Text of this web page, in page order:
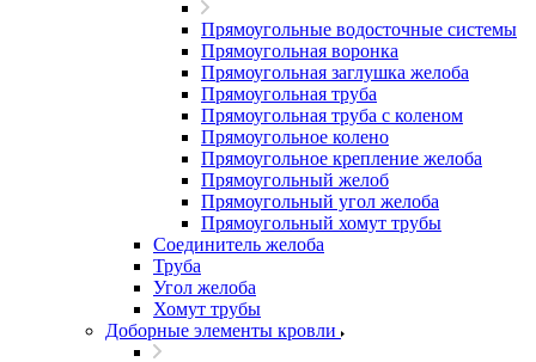
Прямоугольные водосточные системы
Прямоугольная воронка
Прямоугольная заглушка желоба
Прямоугольная труба
Прямоугольная труба c коленом
Прямоугольное колено
Прямоугольное крепление желоба
Прямоугольный желоб
Прямоугольный угол желоба
Прямоугольный хомут трубы
Соединитель желоба
Труба
Угол желоба
Хомут трубы
Доборные элементы кровли